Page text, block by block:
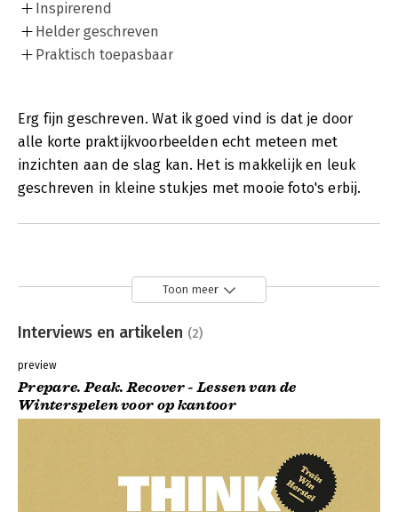
Inspirerend
Helder geschreven
Praktisch toepasbaar
Erg fijn geschreven. Wat ik goed vind is dat je door
alle korte praktijkvoorbeelden echt meteen met
inzichten aan de slag kan. Het is makkelijk en leuk
geschreven in kleine stukjes met mooie foto's erbij.
Toon meer
Interviews en artikelen (2)
preview
Prepare. Peak. Recover - Lessen van de
Winterspelen voor op kantoor